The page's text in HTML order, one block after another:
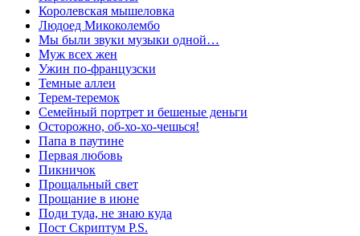
Королевская мышеловка
Людоед Микоколембо
Мы были звуки музыки одной…
Муж всех жен
Ужин по-французски
Темные аллеи
Терем-теремок
Семейный портрет и бешеные деньги
Осторожно, об-хо-хо-чешься!
Папа в паутине
Первая любовь
Пикничок
Прощальный свет
Прощание в июне
Поди туда, не знаю куда
Пост Скриптум P.S.